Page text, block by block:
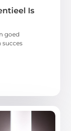
Is
goed
succes